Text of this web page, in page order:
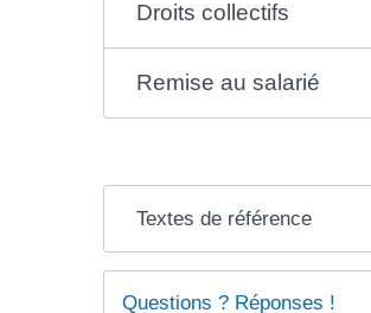
Droits collectifs
Remise au salarié
Textes de référence
Questions ? Réponses !